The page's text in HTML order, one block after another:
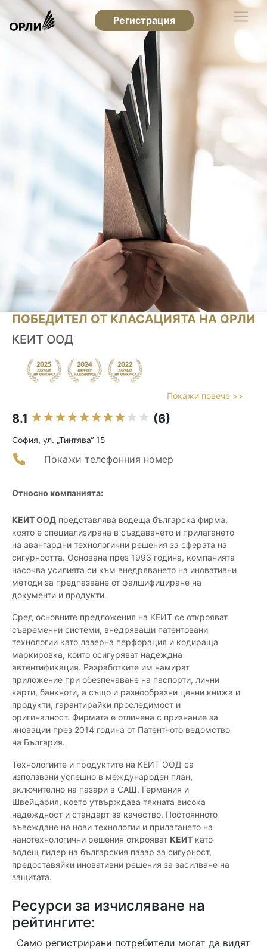
Регистрация
ПОБЕДИТЕЛ ОТ КЛАСАЦИЯТА НА ОРЛИ
КЕИТ ООД
Покажи повече >>
8.1 (6)
София, ул. „Тинтява“ 15
Покажи телефонния номер
Относно компанията:
КЕИТ ООД представлява водеща българска фирма,
която е специализирана в създаването и прилагането
на авангардни технологични решения за сферата на
сигурността. Основана през 1993 година, компанията
насочва усилията си към внедряването на иновативни
методи за предпазване от фалшифициране на
документи и продукти.
Сред основните предложения на КЕИТ се открояват
съвременни системи, внедряващи патентовани
технологии като лазерна перфорация и кодираща
маркировка, които осигуряват надеждна
автентификация. Разработките им намират
приложение при обезпечаване на паспорти, лични
карти, банкноти, а също и разнообразни ценни книжа и
продукти, гарантирайки проследимост и
оригиналност. Фирмата е отличена с признание за
иновации през 2014 година от Патентното ведомство
на България.
Технологиите и продуктите на КЕИТ ООД са
използвани успешно в международен план,
включително на пазари в САЩ, Германия и
Швейцария, което утвърждава тяхната висока
надеждност и стандарт за качество. Постоянното
въвеждане на нови технологии и прилагането на
нанотехнологични решения открояват КЕИТ като
водещ лидер на българския пазар за сигурност,
предоставяйки иновативни решения за засилване на
защитата.
Ресурси за изчисляване на
рейтингите:
Само регистрирани потребители могат да видят